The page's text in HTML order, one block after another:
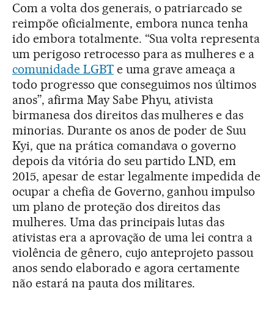
Com a volta dos generais, o patriarcado se
reimpõe oficialmente, embora nunca tenha
ido embora totalmente. “Sua volta representa
um perigoso retrocesso para as mulheres e a
comunidade LGBTe uma grave ameaça a
todo progresso que conseguimos nos últimos
anos”, afirma May Sabe Phyu, ativista
birmanesa dos direitos das mulheres e das
minorias. Durante os anos de poder de Suu
Kyi, que na prática comandava o governo
depois da vitória do seu partido LND, em
2015, apesar de estar legalmente impedida de
ocupar a chefia de Governo, ganhou impulso
um plano de proteção dos direitos das
mulheres. Uma das principais lutas das
ativistas era a aprovação de uma lei contra a
violência de gênero, cujo anteprojeto passou
anos sendo elaborado e agora certamente
não estará na pauta dos militares.